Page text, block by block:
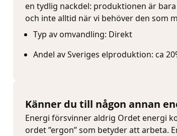
en tydlig nackdel: produktionen är
och inte alltid när vi behöver den som
Typ av omvandling: Direkt
Andel av Sveriges elproduktion: ca
Känner du till någon annan
Energi försvinner aldrig Ordet energi
ordet ”ergon” som betyder att arbeta.